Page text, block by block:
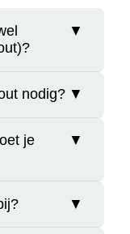
▼
in
voorkomen.
water in
▼
nodig?
op
▼
je
komt normaal
▼